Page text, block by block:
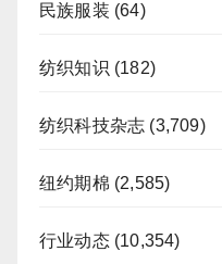
民族服装 (64)
纺织知识 (182)
纺织科技杂志 (3,709)
纽约期棉 (2,585)
行业动态(10,354)